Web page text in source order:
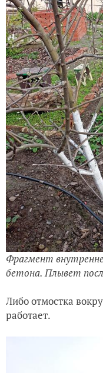
Фрагмент
бетона.Плывет
Либо отмостка
работает.